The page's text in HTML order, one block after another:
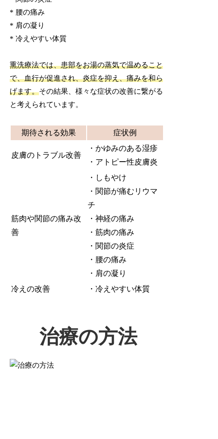
* 腰の痛み
* 肩の凝り
* 冷えやすい体質
熏洗療法では、患部をお湯の蒸気で温めること
で、血行が促進され、炎症を抑え、痛みを和ら
げます。その結果、様々な症状の改善に繋がる
と考えられています。
期待される効果 症状例
皮膚のトラブル改善
・かゆみのある湿疹
・アトピー性皮膚炎
筋肉や関節の痛み改
善
・しもやけ
・関節が痛むリウマ
チ
・神経の痛み
・筋肉の痛み
・関節の炎症
・腰の痛み
・肩の凝り
冷えの改善
・冷えやすい体質
治療の方法